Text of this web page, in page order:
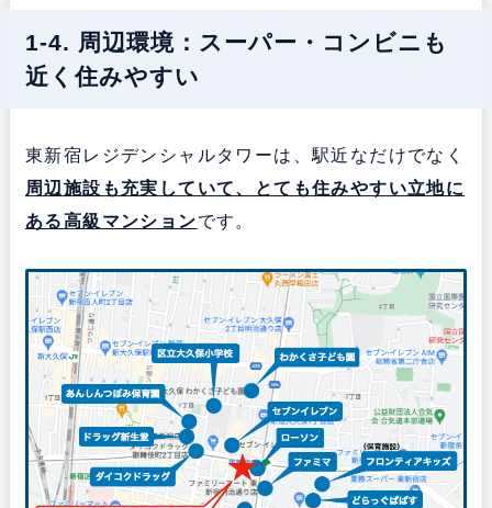
1-4. 周辺環境：スーパー・コンビニも
近く住みやすい
東新宿レジデンシャルタワーは、駅近なだけでなく
周辺施設も充実していて、とても住みやすい立地に
ある高級マンションです。